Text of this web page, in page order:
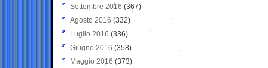
Settembre 2016 (367)
Agosto 2016 (332)
Luglio 2016 (336)
Giugno 2016 (358)
Maggio 2016 (373)